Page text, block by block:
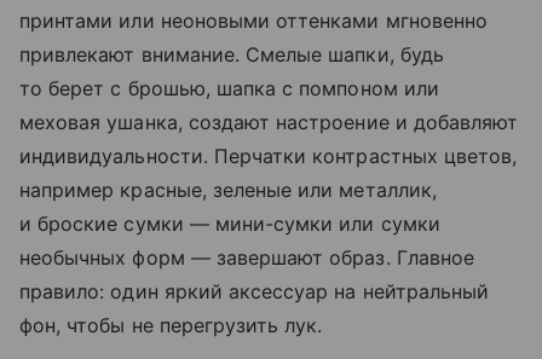
принтами или неоновыми оттенками мгновенно
привлекают внимание. Смелые шапки, будь
то берет с брошью, шапка с помпоном или
меховая ушанка, создают настроение и добавляют
индивидуальности. Перчатки контрастных цветов,
например красные, зеленые или металлик,
и броские сумки — мини-сумки или сумки
необычных форм — завершают образ. Главное
правило: один яркий аксессуар на нейтральный
фон, чтобы не перегрузить лук.